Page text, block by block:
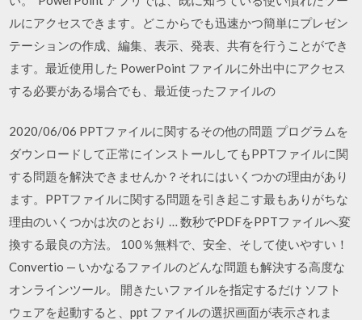
ルにアクセスできます。どこからでも迅速かつ簡単にプレゼン
テーションの作成、編集、表示、発表、共有を行うことができ
ます。最近使用した PowerPoint ファイルに外出中にアクセス
する必要がある場合でも、最近使ったファイルの
2020/06/06 PPTファイルに関するその他の問題 プログラムを
ダウンロードして正常にインストールしてもPPTファイルに関
する問題を解決できませんか？それにはいくつかの理由があり
ます。PPTファイルに関する問題を引き起こす最もありがちな
理由のいくつかは次のとおり … 数秒でPDFをPPTファイルへ変
換する最良の方法。 100％無料で、安全、そして使いやすい！
Convertio — いかなるファイルのどんな問題も解決する高度な
オンラインツール。 開きたいファイルを指定するだけ ソフト
ウェアを起動すると、ppt ファイルの選択画面が表示されま